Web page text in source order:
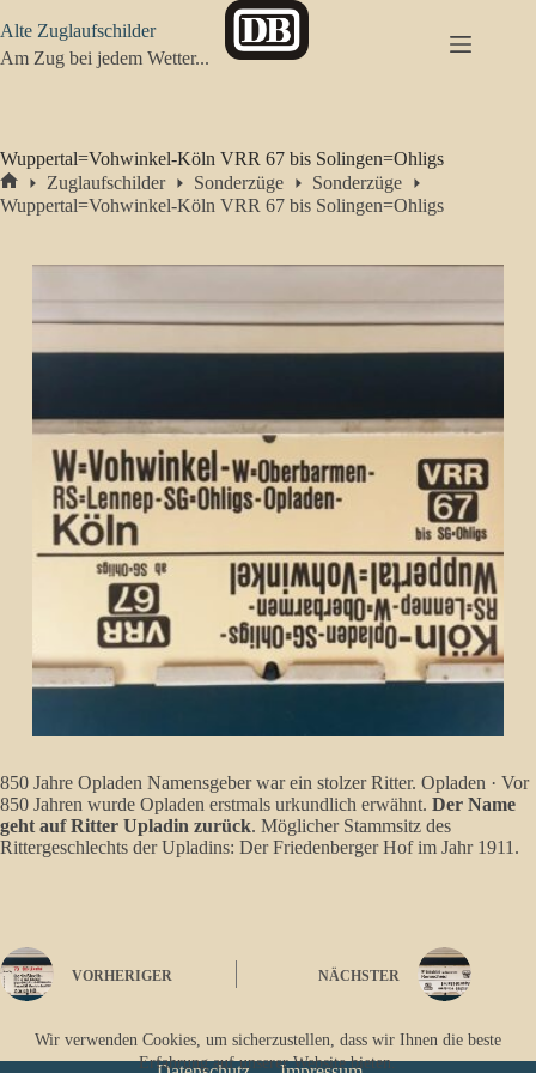
Inhalt
springen
Wir verwenden Cookies, um sicherzustellen, dass wir Ihnen die beste
Erfahrung auf unserer Website bieten.
Alte Zuglaufschilder
Am Zug bei jedem Wetter...
Wuppertal=Vohwinkel-Köln VRR 67 bis Solingen=Ohligs
Start
Zuglaufschilder Sonderzüge
Sonderzüge
Wuppertal=Vohwinkel-Köln VRR 67 bis Solingen=Ohligs
850 Jahre Opladen Namensgeber war ein stolzer Ritter. Opladen · Vor
850 Jahren wurde Opladen erstmals urkundlich erwähnt. Der Name
geht auf Ritter Upladin zurück. Möglicher Stammsitz des
Rittergeschlechts der Upladins: Der Friedenberger Hof im Jahr 1911.
VORHERIGER NÄCHSTER